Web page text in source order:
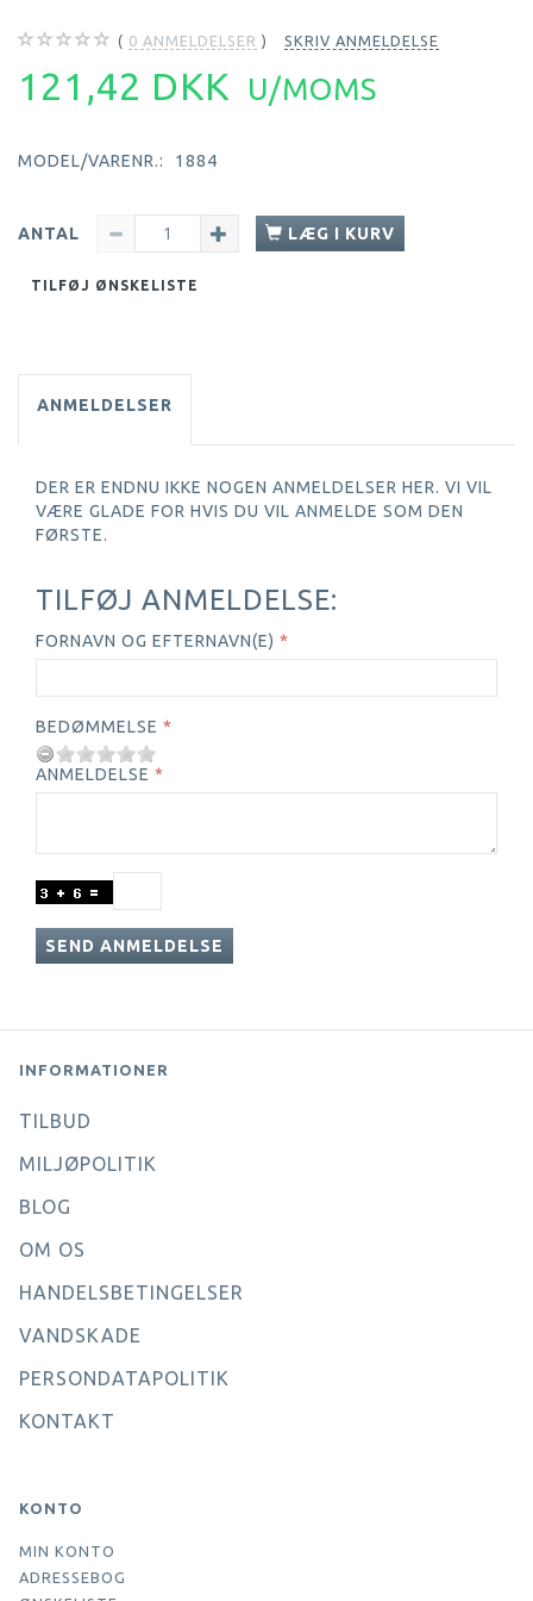
0 ANMELDELSER SKRIV ANMELDELSE
121,42 DKK U/MOMS
MODEL/VARENR.: 1884
ANTAL LÆG I KURV
TILFØJ ØNSKELISTE
ANMELDELSER
DER ER ENDNU IKKE NOGEN ANMELDELSER HER. VI VIL
VÆRE GLADE FOR HVIS DU VIL ANMELDE SOM DEN
FØRSTE.
TILFØJ ANMELDELSE:
FORNAVN OG EFTERNAVN(E)
BEDØMMELSE
ANMELDELSE
SEND ANMELDELSE
INFORMATIONER
TILBUD
MILJØPOLITIK
BLOG
OM OS
HANDELSBETINGELSER
VANDSKADE
PERSONDATAPOLITIK
KONTAKT
KONTO
MIN KONTO
ADRESSEBOG